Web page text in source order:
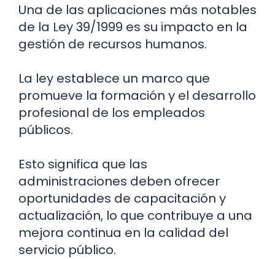
Una de las aplicaciones más notables
de la Ley 39/1999 es su impacto en la
gestión de recursos humanos.
La ley establece un marco que
promueve la formación y el desarrollo
profesional de los empleados
públicos.
Esto significa que las
administraciones deben ofrecer
oportunidades de capacitación y
actualización, lo que contribuye a una
mejora continua en la calidad del
servicio público.